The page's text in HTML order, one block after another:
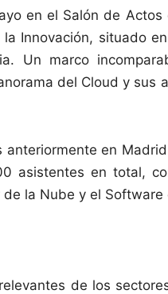
en el Salón de Actos
Innovación, situado
Un marco
del Cloud y sus
en
asistentes en total,
la Nube y el Software
de los